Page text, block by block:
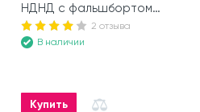
НДНД с фальшбортом
надувная под мотор
2 отзыва
В наличии
Купить